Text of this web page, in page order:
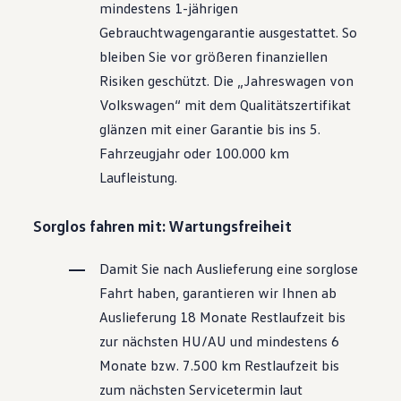
Motorenöl und Flüssigkeiten
Räder und Reifen
Pannen- und Unfallhilfe
Economy Service
Volkswagen Teile
Modellspezifisches Zubehör
Schutz und Pflege
Entertainment und Elektronik
Individualisieren
Wallbox und Ladekabel
Dienste für Ihr Modell finden
Volkswagen Apps, Login und Shop
Updates für Software, Karten und Radio
Über Ihr Auto
Vorgängermodelle
Kundeninformationen
Volkswagen Kundenbetreuung
Warn- und Kontrollleuchten
Assistenzsysteme
Digitale Betriebsanleitung
mindestens 1-jährigen
Gebrauchtwagengarantie ausgestattet. So
bleiben Sie vor größeren finanziellen
Risiken geschützt. Die „Jahreswagen von
Volkswagen“ mit dem Qualitätszertifikat
glänzen mit einer Garantie bis ins 5.
Fahrzeugjahr oder 100.000 km
Laufleistung.
Sorglos fahren mit: Wartungsfreiheit
Damit Sie nach Auslieferung eine sorglose
Fahrt haben, garantieren wir Ihnen ab
Auslieferung 18 Monate Restlaufzeit bis
zur nächsten HU/AU und mindestens 6
Monate bzw. 7.500 km Restlaufzeit bis
zum nächsten Servicetermin laut